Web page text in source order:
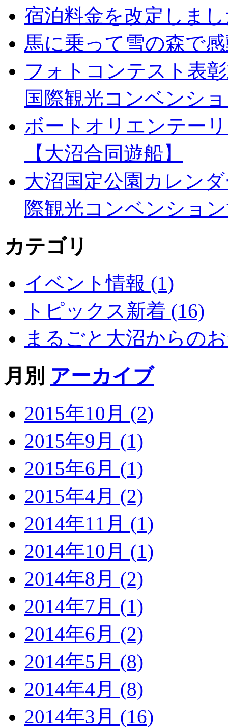
宿泊料金を改定しま
馬に乗って雪の森で
フォトコンテスト表
国際観光コンベンシ
ボートオリエンテー
【大沼合同遊船】
大沼国定公園カレン
際観光コンベンショ
カテゴリ
イベント情報 (1)
トピックス新着 (16)
まるごと大沼からの
月別 アーカイブ
2015年10月 (2)
2015年9月 (1)
2015年6月 (1)
2015年4月 (2)
2014年11月 (1)
2014年10月 (1)
2014年8月 (2)
2014年7月 (1)
2014年6月 (2)
2014年5月 (8)
2014年4月 (8)
2014年3月 (16)